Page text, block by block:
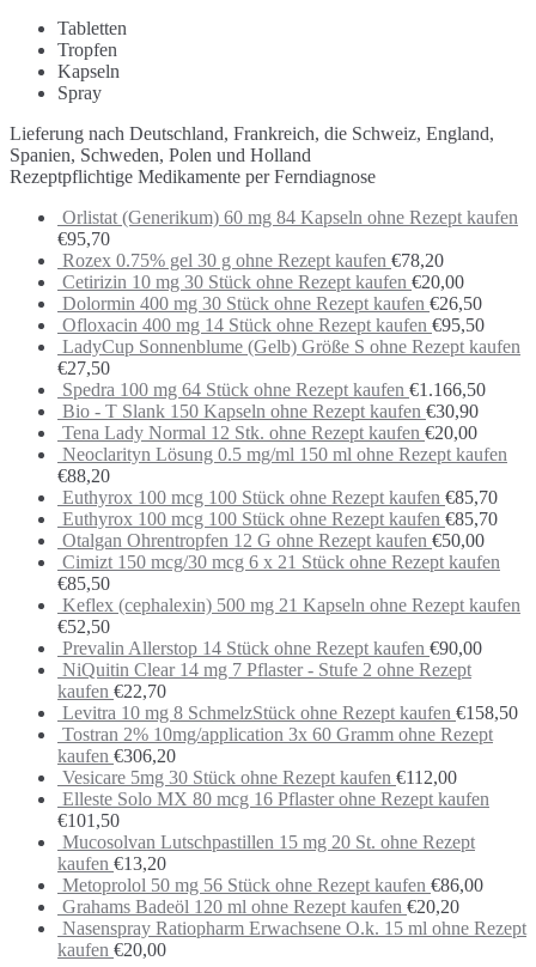
Tabletten
Tropfen
Kapseln
Spray
Lieferung nach Deutschland, Frankreich, die Schweiz, England,
Spanien, Schweden, Polen und Holland
Rezeptpflichtige Medikamente per Ferndiagnose
Orlistat (Generikum) 60 mg 84 Kapseln ohne Rezept kaufen
€95,70
Rozex 0.75% gel 30 g ohne Rezept kaufen €78,20
Cetirizin 10 mg 30 Stück ohne Rezept kaufen €20,00
Dolormin 400 mg 30 Stück ohne Rezept kaufen €26,50
Ofloxacin 400 mg 14 Stück ohne Rezept kaufen €95,50
LadyCup Sonnenblume (Gelb) Größe S ohne Rezept kaufen
€27,50
Spedra 100 mg 64 Stück ohne Rezept kaufen €1.166,50
Bio - T Slank 150 Kapseln ohne Rezept kaufen €30,90
Tena Lady Normal 12 Stk. ohne Rezept kaufen €20,00
Neoclarityn Lösung 0.5 mg/ml 150 ml ohne Rezept kaufen
€88,20
Euthyrox 100 mcg 100 Stück ohne Rezept kaufen €85,70
Euthyrox 100 mcg 100 Stück ohne Rezept kaufen €85,70
Otalgan Ohrentropfen 12 G ohne Rezept kaufen €50,00
Cimizt 150 mcg/30 mcg 6 x 21 Stück ohne Rezept kaufen
€85,50
Keflex (cephalexin) 500 mg 21 Kapseln ohne Rezept kaufen
€52,50
Prevalin Allerstop 14 Stück ohne Rezept kaufen €90,00
NiQuitin Clear 14 mg 7 Pflaster - Stufe 2 ohne Rezept
kaufen €22,70
Levitra 10 mg 8 SchmelzStück ohne Rezept kaufen €158,50
Tostran 2% 10mg/application 3x 60 Gramm ohne Rezept
kaufen €306,20
Vesicare 5mg 30 Stück ohne Rezept kaufen €112,00
Elleste Solo MX 80 mcg 16 Pflaster ohne Rezept kaufen
€101,50
Mucosolvan Lutschpastillen 15 mg 20 St. ohne Rezept
kaufen €13,20
Metoprolol 50 mg 56 Stück ohne Rezept kaufen €86,00
Grahams Badeöl 120 ml ohne Rezept kaufen €20,20
Nasenspray Ratiopharm Erwachsene O.k. 15 ml ohne Rezept
kaufen €20,00